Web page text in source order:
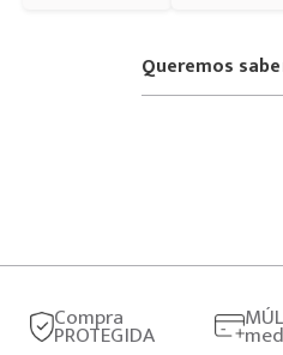
Queremos
Compra
PROTEGIDA